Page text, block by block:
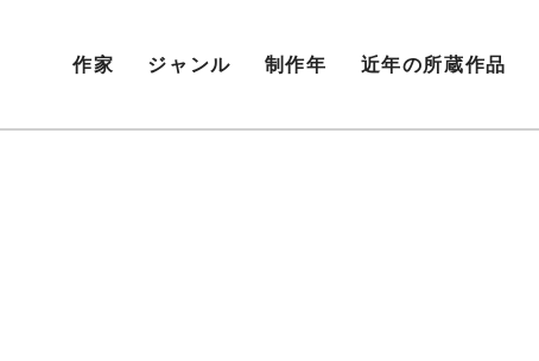
作家 ジャンル 制作年 近年の所蔵作品